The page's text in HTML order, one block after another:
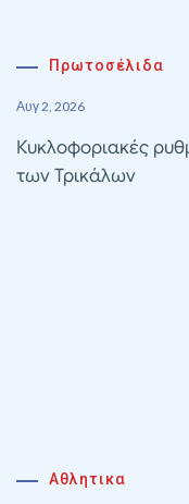
Πρωτοσέλιδα
Αυγ 2, 2026
Κυκλοφοριακές
των Τρικάλων
Αθλητικα